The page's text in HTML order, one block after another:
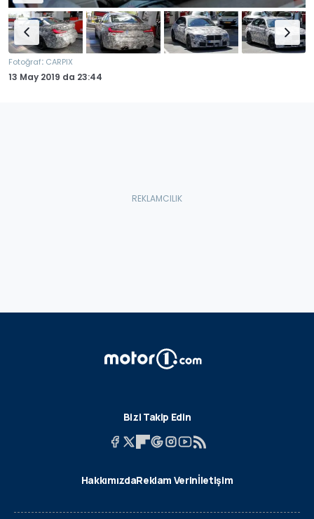
Fotoğraf: CARPIX
13 May 2019 da 23:44
Bizi Takip Edin
HakkımızdaReklam Verinİletişim